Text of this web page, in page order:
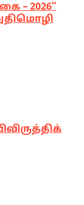
– 2026”